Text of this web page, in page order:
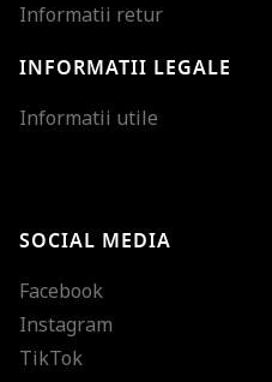
Informatii retur
INFORMATII LEGALE
Informatii utile
SOCIAL MEDIA
Facebook
Instagram
TikTok